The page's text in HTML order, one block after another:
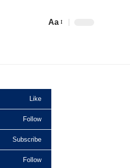
Aa
Like
Follow
Subscribe
Follow